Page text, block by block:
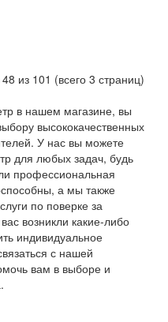
из 101 (всего 3 страниц)
в нашем магазине, вы
высококачественных
У нас вы можете
для любых задач, будь
профессиональная
а мы также
по поверке за
возникли какие-либо
индивидуальное
с нашей
вам в выборе и